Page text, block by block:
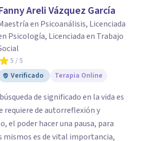
Areli Vázquez García
en Psicoanálisis, Licenciada
Psicología, Licenciada en Trabajo
5 / 5
Verificado
Terapia Online
de significado en la vida es
requiere de autorreflexión y
el poder hacer una pausa, para
mismos es de vital importancia,